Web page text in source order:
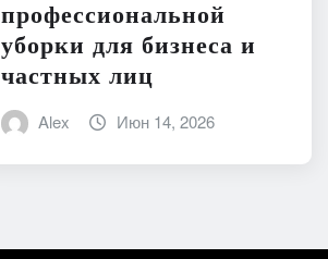
профессиональной
уборки для бизнеса и
частных лиц
Alex Июн 14, 2026